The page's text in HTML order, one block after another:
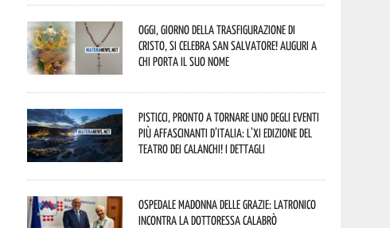
Oggi, giorno della Trasfigurazione di
Cristo, si celebra San Salvatore! Auguri a
chi porta il suo nome
Pisticci, pronto a tornare uno degli eventi
più affascinanti d’Italia: l’XI edizione del
Teatro dei Calanchi! I dettagli
Ospedale Madonna delle Grazie: Latronico
incontra la dottoressa Calabrò